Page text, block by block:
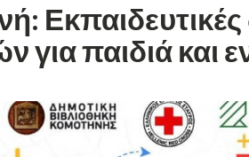
Εκπαιδευτικές
για παιδιά και